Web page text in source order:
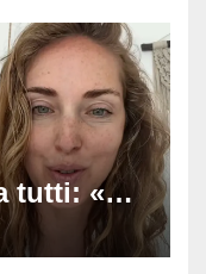
tutti: «Un
rifacessi
ritocchi di